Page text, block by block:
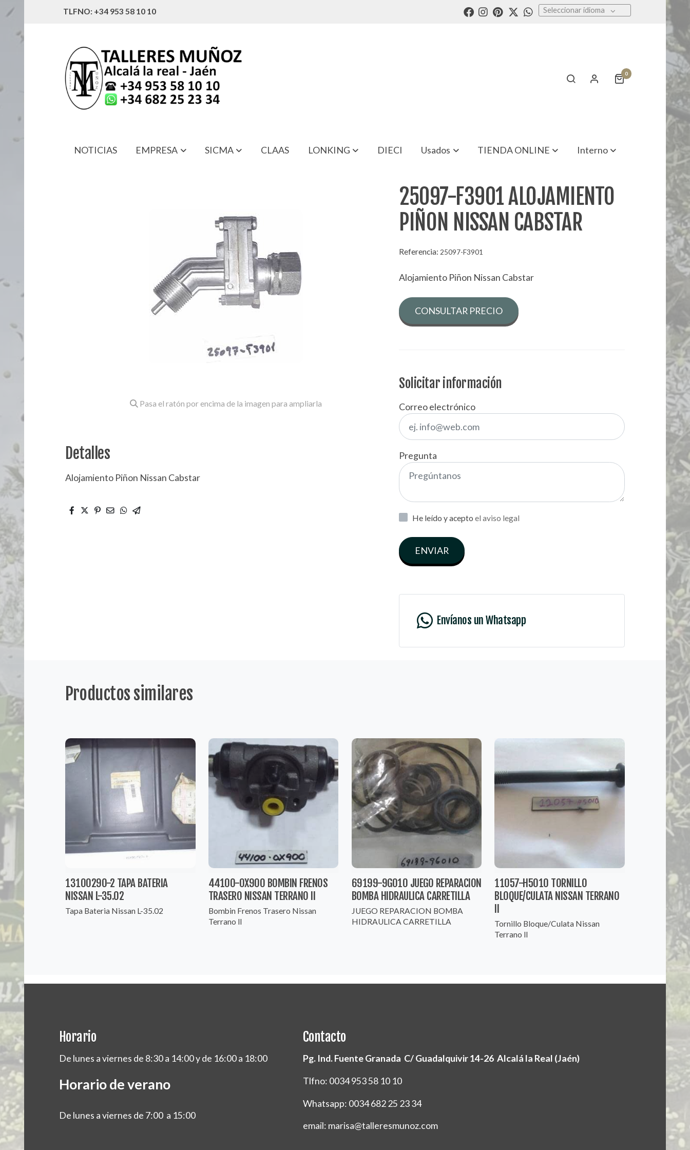
TLFNO: +34 953 58 10 10 Seleccionar idioma
0
NOTICIAS EMPRESA SICMA CLAAS LONKING DIECI Usados TIENDA ONLINE Interno
25097-F3901 ALOJAMIENTO PIÑON NISSAN CABSTAR
Pasa el ratón por encima de la imagen para ampliarla
Detalles
Alojamiento Piñon Nissan Cabstar
25097-F3901 ALOJAMIENTO
PIÑON NISSAN CABSTAR
Referencia: 25097-F3901
Alojamiento Piñon Nissan Cabstar
CONSULTAR PRECIO
Solicitar información
Correo electrónico
Pregunta
He leído y acepto el aviso legal
ENVIAR
Envíanos un Whatsapp
Productos similares
13100290-2 TAPA BATERIA
NISSAN L-35.02
Tapa Bateria Nissan L-35.02
44100-0X900 BOMBIN FRENOS
TRASERO NISSAN TERRANO II
Bombin Frenos Trasero Nissan
Terrano ll
69199-9G010 JUEGO REPARACION
BOMBA HIDRAULICA CARRETILLA
JUEGO REPARACION BOMBA
HIDRAULICA CARRETILLA
11057-H5010 TORNILLO
BLOQUE/CULATA NISSAN TERRANO
II
Tornillo Bloque/Culata Nissan
Terrano ll
Horario
De lunes a viernes de 8:30 a 14:00 y de 16:00 a 18:00
Horario de verano
De lunes a viernes de 7:00 a 15:00
Contacto
Pg. Ind. Fuente Granada C/ Guadalquivir 14-26 Alcalá la Real (Jaén)
Tlfno: 0034 953 58 10 10
Whatsapp: 0034 682 25 23 34
email: marisa@talleresmunoz.com